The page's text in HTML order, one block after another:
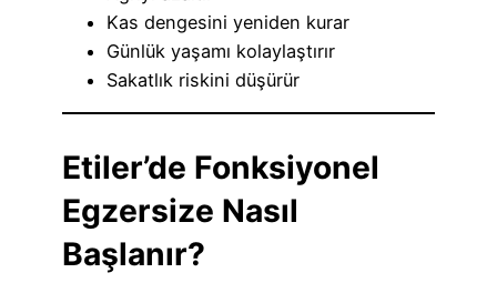
Kas dengesini yeniden kurar
Günlük yaşamı kolaylaştırır
Sakatlık riskini düşürür
Etiler’de Fonksiyonel
Egzersize Nasıl
Başlanır?